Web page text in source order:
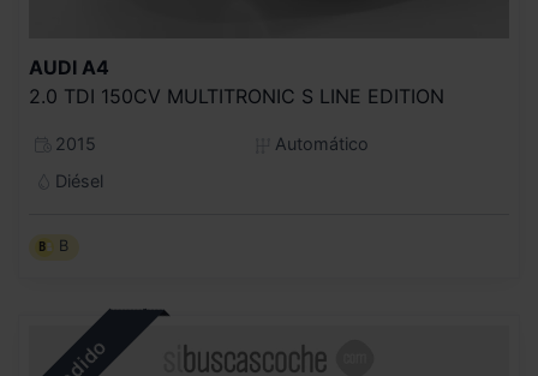
AUDI A4
2.0 TDI 150CV MULTITRONIC S LINE EDITION
2015
Automático
Diésel
B